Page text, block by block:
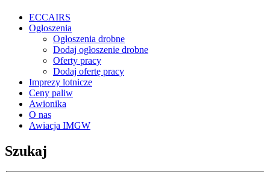
ECCAIRS
Ogłoszenia
Ogłoszenia drobne
Dodaj ogłoszenie drobne
Oferty pracy
Dodaj ofertę pracy
Imprezy lotnicze
Ceny paliw
Awionika
O nas
Awiacja IMGW
Szukaj